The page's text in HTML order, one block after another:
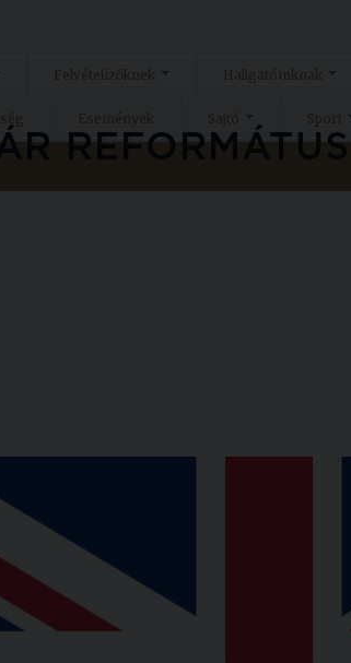
Felvételizőknek Hallgatóinknak
Események Sajtó Sport